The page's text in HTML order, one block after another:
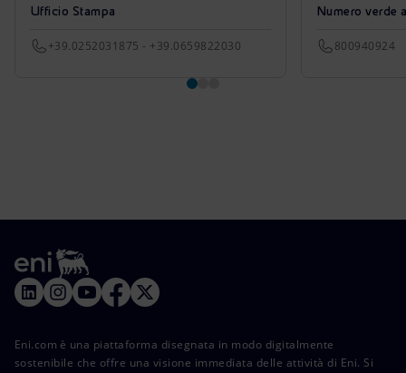
Ufficio Stampa
+39.0252031875 - +39.0659822030
Numero verde
800940924
Eni.com è una piattaforma disegnata in modo digitalmente
sostenibile che offre una visione immediata delle attività di Eni. Si